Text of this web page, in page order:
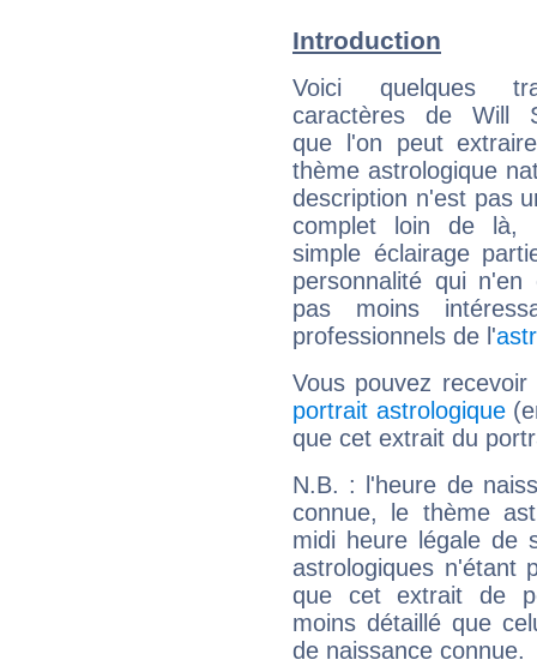
Introduction
Voici quelques
caractères de Will
que l'on peut
thème astrologique
description n'est pas
complet loin de là,
simple éclairage
personnalité qui n'en
pas moins
professionnels de l'
Vous pouvez
portrait astrologique
que cet extrait du
N.B. : l'heure de
connue, le thème
midi heure légale de
astrologiques n'étant
que cet extrait de
moins détaillé que
de naissance connue.